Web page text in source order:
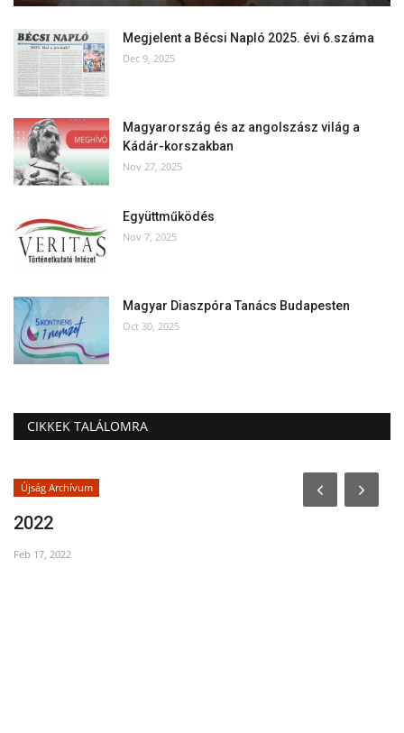
Megjelent a Bécsi Napló 2025. évi 6.száma
Dec 9, 2025
Magyarország és az angolszász világ a
Kádár-korszakban
Nov 27, 2025
Együttműködés
Nov 7, 2025
Magyar Diaszpóra Tanács Budapesten
Oct 30, 2025
CIKKEK TALÁLOMRA
Újság Archívum
2022
Feb 17, 2022